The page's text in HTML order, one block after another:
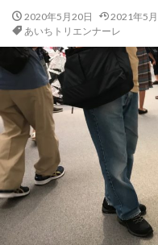
2020年5月20日 2021年5
あいちトリエンナーレ